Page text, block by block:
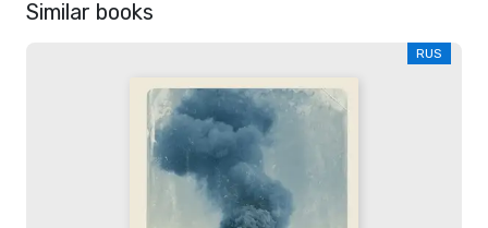
Similar books
RUS